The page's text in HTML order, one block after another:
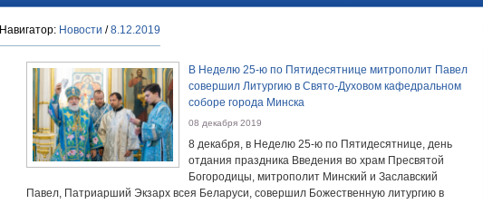
Навигатор: Новости /8.12.2019
В Неделю 25-ю по Пятидесятнице митрополит Павел
совершил Литургию в Свято-Духовом кафедральном
соборе города Минска
08 декабря 2019
8 декабря, в Неделю 25-ю по Пятидесятнице, день
отдания праздника Введения во храм Пресвятой
Богородицы, митрополит Минский и Заславский
Павел, Патриарший Экзарх всея Беларуси, совершил Божественную литургию в